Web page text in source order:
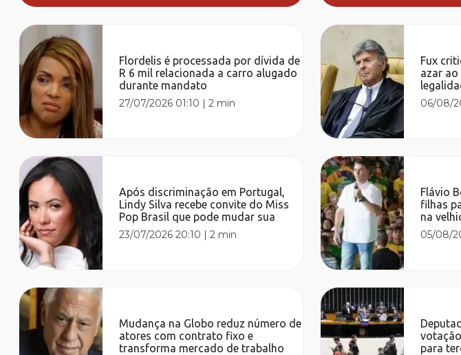
Flordelis é processada por dívida de
R 6 mil relacionada a carro alugado
durante mandato
27/07/2026 01:10 |2 min
Após discriminação em Portugal,
Lindy Silva recebe convite do Miss
Pop Brasil que pode mudar sua
23/07/2026 20:10 |2 min
Mudança na Globo reduz número de
atores com contrato fixo e
transforma mercado de trabalho
Fux
azar
06/08/
Flávio
filhas
na
05/08/
para